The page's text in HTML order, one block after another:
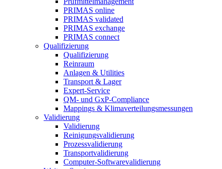
PRIMAS online
PRIMAS validated
PRIMAS exchange
PRIMAS connect
Qualifizierung
Qualifizierung
Reinraum
Anlagen & Utilities
Transport & Lager
Expert-Service
QM- und GxP-Compliance
Mappings & Klimaverteilungsmessungen
Validierung
Validierung
Reinigungsvalidierung
Prozessvalidierung
Transportvalidierung
Computer-Softwarevalidierung